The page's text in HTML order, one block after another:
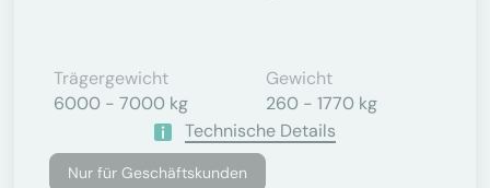
Trägergewicht
6000 - 7000 kg
Gewicht
260 - 1770 kg
Technische Details
Nur für Geschäftskunden